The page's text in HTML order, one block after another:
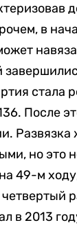
в
стала
После
Развязка
но это
49-м
в 2013